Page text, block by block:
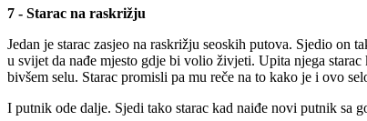
7 - Starac na raskrižju
Jedan je starac zasjeo na raskrižju seoskih putova. Sjedio
u svijet da nađe mjesto gdje bi volio živjeti. Upita njega
bivšem selu. Starac promisli pa mu reče na to kako je i ovo
I putnik ode dalje. Sjedi tako starac kad naiđe novi putnik sa